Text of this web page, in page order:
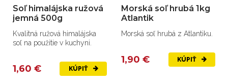
Soľ himalájska ružová
jemná 500g
Kvalitná ružová himalájska
soľ na použitie v kuchyni.
1,60 € KÚPIŤ
Morská soľ hrubá 1kg
Atlantik
Morská soľ hrubá z Atlantiku.
1,90 € KÚPIŤ